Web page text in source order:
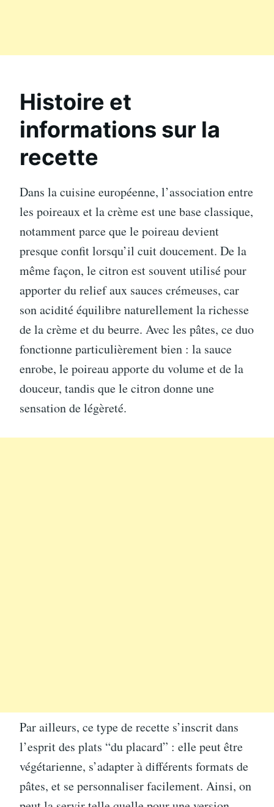
Histoire et
informations sur la
recette
Dans la cuisine européenne, l’association entre
les poireaux et la crème est une base classique,
notamment parce que le poireau devient
presque confit lorsqu’il cuit doucement. De la
même façon, le citron est souvent utilisé pour
apporter du relief aux sauces crémeuses, car
son acidité équilibre naturellement la richesse
de la crème et du beurre. Avec les pâtes, ce duo
fonctionne particulièrement bien : la sauce
enrobe, le poireau apporte du volume et de la
douceur, tandis que le citron donne une
sensation de légèreté.
Par ailleurs, ce type de recette s’inscrit dans
l’esprit des plats “du placard” : elle peut être
végétarienne, s’adapter à différents formats de
pâtes, et se personnaliser facilement. Ainsi, on